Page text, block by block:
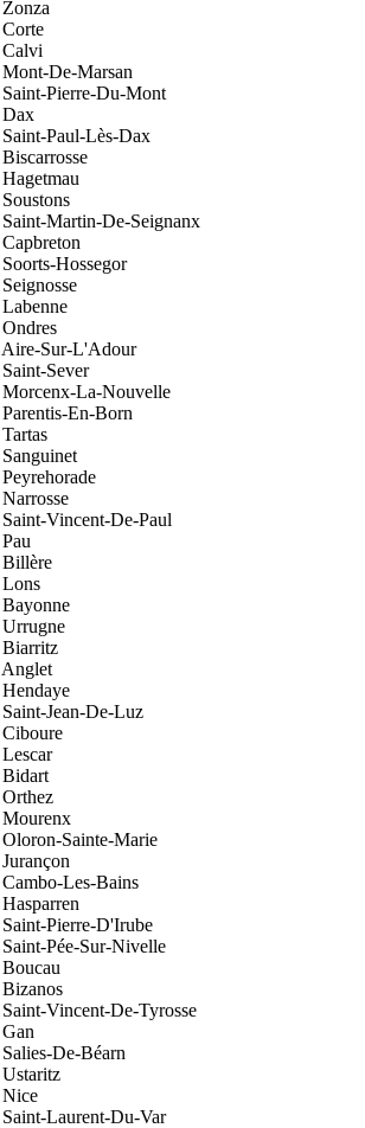
De-Marsan
Pierre-Du-Mont
Dax
Paul-Lès-Dax
Martin-De-Seignanx
Hossegor
Aire-Sur-L'Adour
Sever
La-Nouvelle
En-Born
Vincent-De-Paul
Billère
Biarritz
Jean-De-Luz
Sainte-Marie
Les-Bains
Pierre-D'Irube
Pée-Sur-Nivelle
Vincent-De-Tyrosse
De-Béarn
Laurent-Du-Var